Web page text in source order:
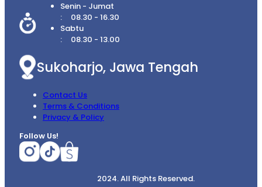
Senin - Jumat
08.30 - 16.30
Sabtu
08.30 - 13.00
Sukoharjo, Jawa Tengah
Contact Us
Terms & Conditions
Privacy & Policy
Follow Us!
2024. All Rights Reserved.